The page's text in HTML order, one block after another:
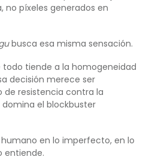
píxeles generados en
busca esa misma sensación.
tiende a la homogeneidad
decisión merece ser
de resistencia contra la
el blockbuster
en lo imperfecto, en lo
entiende.